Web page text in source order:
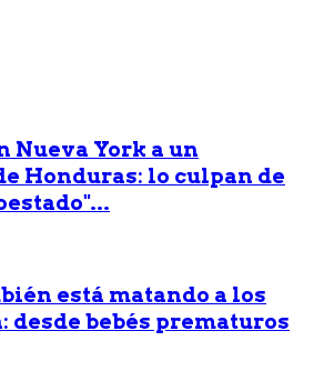
Nueva York a un
Honduras: lo culpan de
está matando a los
desde bebés prematuros